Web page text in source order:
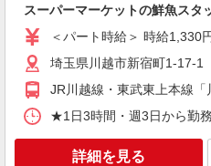
ルバイトさんの
キープ
アルバイト
ヤオコー 川越西口店
スーパーマー
＜パート時
（曜日・時間帯
スーパーマーケットの鮮魚スタ
＜パート時給＞ 時給
埼玉県川越市新宿町1-17-1
JR川越線・東武東上本線
★1日3時間・週3日から勤
詳細を見る